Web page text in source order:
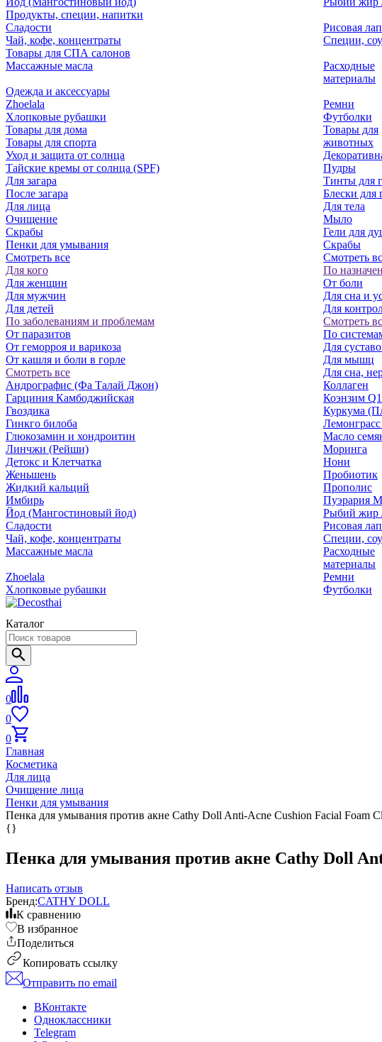
Продукты, специи, напитки
Сладости
Чай, кофе, концентраты
Рисовая
Специи,
Товары для СПА салонов
Массажные масла
Расходные
материалы
Одежда и аксессуары
Zhoelala
Хлопковые рубашки
Ремни
Футболки
Товары для дома
Товары для спорта
Товары для
животных
Уход и защита от солнца
Тайские кремы от солнца (SPF)
Для загара
После загара
Для лица
Очищение
Скрабы
Пенки для умывания
Смотреть все
Пудры
Тинты для
Блески для
Для тела
Мыло
Гели для
Скрабы
Смотреть
Для кого
Для женщин
Для мужчин
Для детей
По заболеваниям и проблемам
От паразитов
Oт геморроя и варикоза
От кашля и боли в горле
Смотреть все
По
От боли
Для сна и
Для
Смотреть
По
Для
Для мышц
Для сна,
Андрографис (Фа Талай Джон)
Гарциния Камбоджийская
Гвоздика
Гинкго билоба
Глюкозамин и хондроитин
Линчжи (Рейши)
Детокс и Клетчатка
Женьшень
Жидкий кальций
Имбирь
Йод (Мангостиновый йод)
Коллаген
Коэнзим
Куркума
Масло
Моринга
Нони
Пробиотик
Прополис
Пуэрария
Рыбий жир
Сладости
Чай, кофе, концентраты
Рисовая
Специи,
Массажные масла
Расходные
материалы
Zhoelala
Хлопковые рубашки
Ремни
Футболки
Каталог
0
0
0
Главная
Косметика
Для лица
Очищение лица
Пенки для умывания
Пенка для умывания против акне Cathy Doll Anti-Acne Cushion Facial Foam
{}
Пенка для умывания против акне Cathy Doll
Написать отзыв
Бренд:CATHY DOLL
К сравнению
В избранное
Поделиться
Копировать ссылку
Отправить по email
ВКонтакте
Одноклассники
Telegram